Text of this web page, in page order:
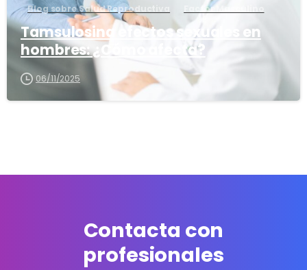
Blog sobre Salud Reproductiva Factor Masculino
Tamsulosina efectos sexuales en
hombres: ¿Cómo afecta?
06/11/2025
Contacta con
profesionales